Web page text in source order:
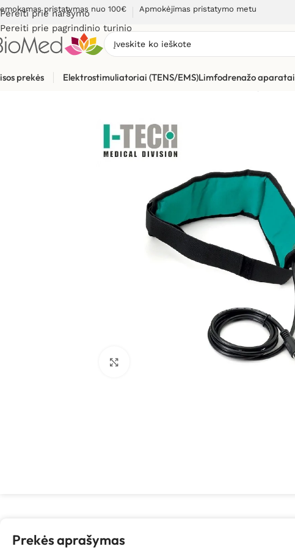
Pereiti prie naršymo
Pereiti prie pagrindinio turinio
pristatymas nuo 100€ Apmokėjimas pristatymo metu
prekės Elektrostimuliatoriai (TENS/EMS)Limfodrenažo aparatai
Skausmo gydymui, malšinimui
Spustelėkite, kad padidintumėte
Prekės aprašymas